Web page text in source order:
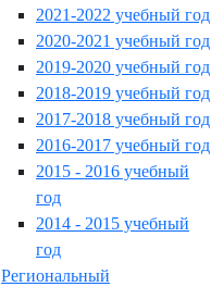
2021-2022 учебный год
2020-2021 учебный год
2019-2020 учебный год
2018-2019 учебный год
2017-2018 учебный год
2016-2017 учебный год
2015 - 2016 учебный
год
2014 - 2015 учебный
год
Региональный